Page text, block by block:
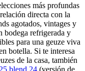
más profundas
directa con la
agotados, vintages y
bodega refrigerada y
para una geuze viva
botella. Si te interesa
de la casa, también
blend 24 (versión de